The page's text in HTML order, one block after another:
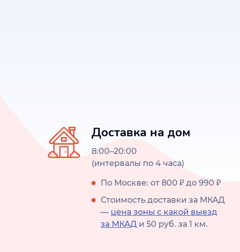
Доставка на дом
8:00–20:00
(интервалы по 4 часа)
По Москве: от 800 ₽ до 990 ₽
Стоимость доставки за МКАД
— цена зоны с какой выезд
за МКАД и 50 руб. за 1 км.